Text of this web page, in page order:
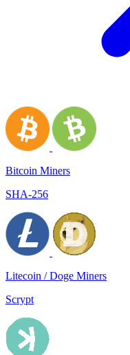
Bitcoin Miners
SHA-256
Litecoin / Doge Miners
Scrypt